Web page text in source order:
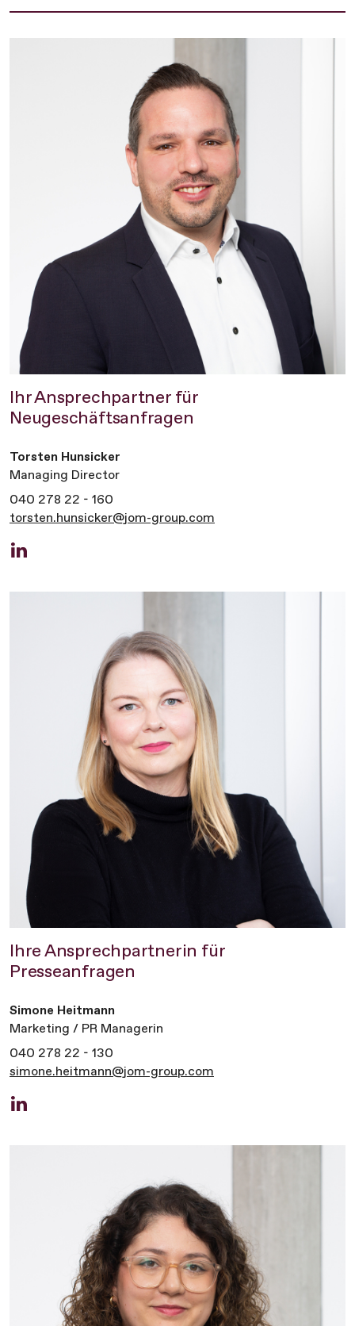
Ihr Ansprechpartner für
Neugeschäftsanfragen
Torsten Hunsicker
Managing Director
040 278 22 - 160
torsten.hunsicker@jom-group.com
Ihre Ansprechpartnerin für
Presseanfragen
Simone Heitmann
Marketing / PR Managerin
040 278 22 - 130
simone.heitmann@jom-group.com